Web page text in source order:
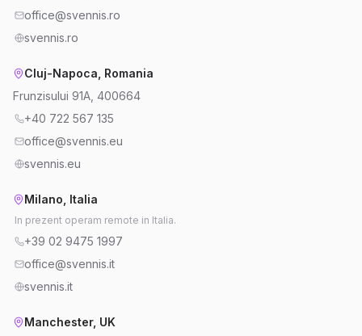
office@svennis.ro
svennis.ro
Cluj-Napoca, Romania
Frunzisului 91A, 400664
+40 722 567 135
office@svennis.eu
svennis.eu
Milano, Italia
In prezent operam remote in Italia.
+39 02 9475 1997
office@svennis.it
svennis.it
Manchester, UK